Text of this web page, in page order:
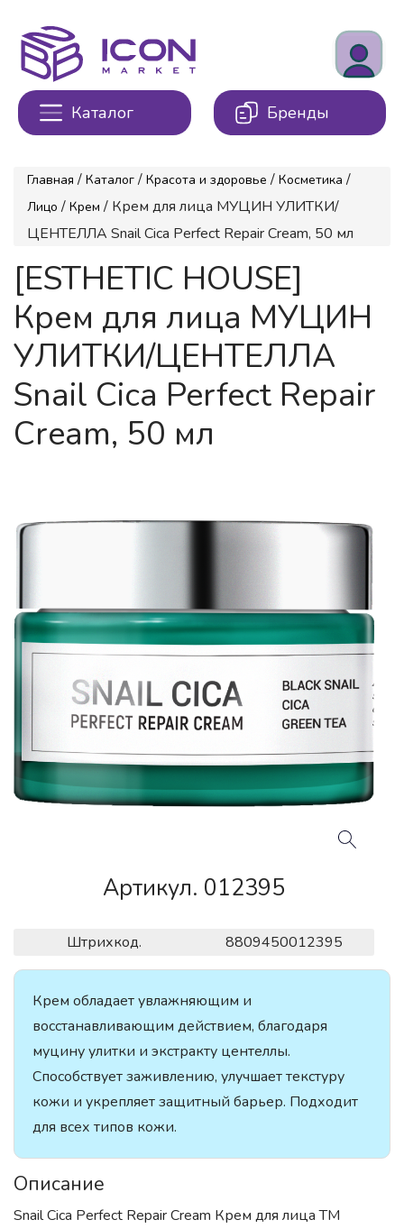
Каталог Бренды
Главная / Каталог / Красота и здоровье / Косметика /
Лицо / Крем / Крем для лица МУЦИН УЛИТКИ/
ЦЕНТЕЛЛА Snail Cica Perfect Repair Cream, 50 мл
[ESTHETIC HOUSE]
Крем для лица МУЦИН
УЛИТКИ/ЦЕНТЕЛЛА
Snail Cica Perfect Repair
Cream, 50 мл
Артикул. 012395
Штрихкод. 8809450012395
Крем обладает увлажняющим и
восстанавливающим действием, благодаря
муцину улитки и экстракту центеллы.
Способствует заживлению, улучшает текстуру
кожи и укрепляет защитный барьер. Подходит
для всех типов кожи.
Описание
Snail Cica Perfect Repair Cream Крем для лица ТМ